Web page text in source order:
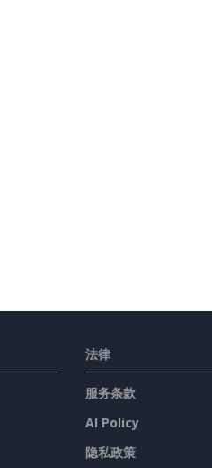
法律
服务条款
AI Policy
隐私政策